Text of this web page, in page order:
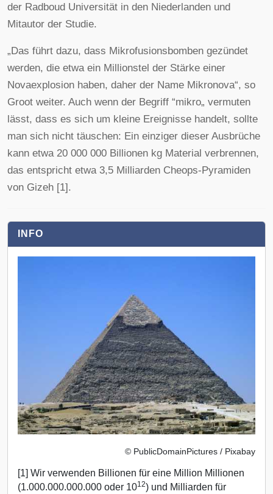
der Radboud Universität in den Niederlanden und
Mitautor der Studie.
„Das führt dazu, dass Mikrofusionsbomben gezündet
werden, die etwa ein Millionstel der Stärke einer
Novaexplosion haben, daher der Name Mikronova“, so
Groot weiter. Auch wenn der Begriff “mikro„ vermuten
lässt, dass es sich um kleine Ereignisse handelt, sollte
man sich nicht täuschen: Ein einziger dieser Ausbrüche
kann etwa 20 000 000 Billionen kg Material verbrennen,
das entspricht etwa 3,5 Milliarden Cheops-Pyramiden
von Gizeh [1].
INFO
© PublicDomainPictures / Pixabay
[1] Wir verwenden Billionen für eine Million Millionen
(1.000.000.000.000 oder 1012) und Milliarden für